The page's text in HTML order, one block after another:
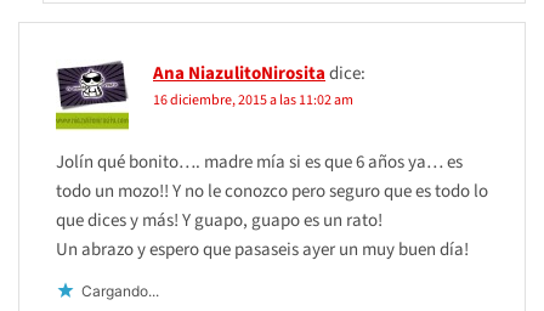
Ana NiazulitoNirositadice:
16 diciembre, 2015 a las 11:02 am
Jolín qué bonito…. madre mía si es que 6 años ya… es
todo un mozo!! Y no le conozco pero seguro que es todo lo
que dices y más! Y guapo, guapo es un rato!
Un abrazo y espero que pasaseis ayer un muy buen día!
Cargando...